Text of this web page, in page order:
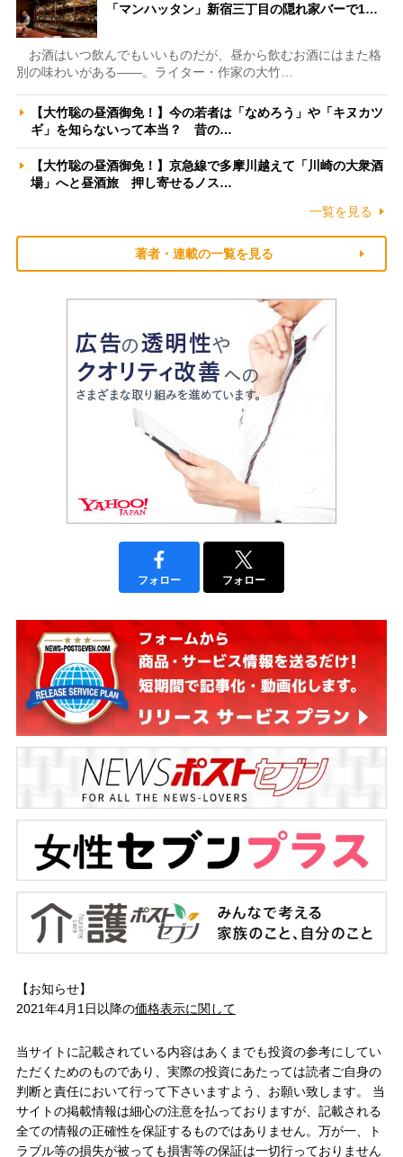
「マンハッタン」新宿三丁目の隠れ家バーで1…
お酒はいつ飲んでもいいものだが、昼から飲むお酒にはまた格
別の味わいがある――。ライター・作家の大竹…
【大竹聡の昼酒御免！】今の若者は「なめろう」や「キヌカツ
ギ」を知らないって本当？ 昔の…
【大竹聡の昼酒御免！】京急線で多摩川越えて「川崎の大衆酒
場」へと昼酒旅 押し寄せるノス…
一覧を見る
著者・連載の一覧を見る
フォロー フォロー
【お知らせ】
2021年4月1日以降の価格表示に関して
当サイトに記載されている内容はあくまでも投資の参考にしてい
ただくためのものであり、実際の投資にあたっては読者ご自身の
判断と責任において行って下さいますよう、お願い致します。 当
サイトの掲載情報は細心の注意を払っておりますが、記載される
全ての情報の正確性を保証するものではありません。万が一、ト
ラブル等の損失が被っても損害等の保証は一切行っておりません